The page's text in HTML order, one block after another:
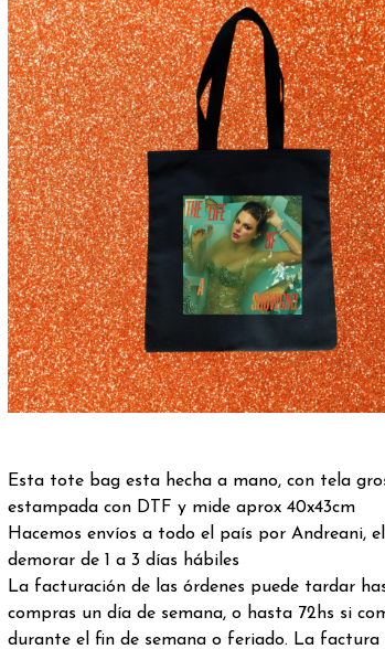
Esta tote bag esta hecha a mano, con tela
estampada con DTF y mide aprox 40x43cm
Hacemos envíos a todo el país por Andreani,
demorar de 1 a 3 días hábiles
La facturación de las órdenes puede tardar
compras un día de semana, o hasta 72hs si
durante el fin de semana o feriado. La factura